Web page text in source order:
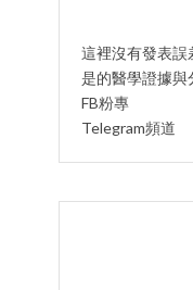
這裡沒有發表誤
是的醫學證據與
FB粉專
Telegram頻道